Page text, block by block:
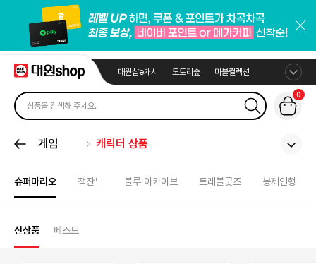
대원샵e캐시 도토리숲 마블컬렉션
0
게임 캐릭터 상품
슈퍼마리오 잭잔느 블루 아카이브 트래블굿즈 봉제인형
신상품 베스트